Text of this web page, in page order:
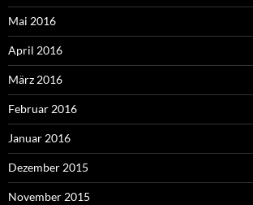
Mai 2016
April 2016
März 2016
Februar 2016
Januar 2016
Dezember 2015
November 2015